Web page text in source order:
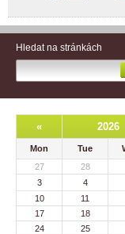
Hledat na stránkách
« 2026
Mon Tue
27
28
3
4
10
11
17
18
24
25